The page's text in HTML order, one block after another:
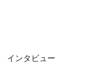
インタビュー